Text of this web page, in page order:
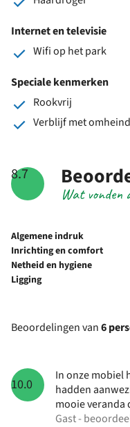
Internet en televisie
Wifi op het park
Speciale kenmerken
Rookvrij
Verblijf met
8.7
Wat vonden
Algemene indruk
Inrichting en comfort
Netheid en hygiene
Ligging
Beoordelingen van6
10.0
In onze mobiel
hadden
mooie veranda
Gast -